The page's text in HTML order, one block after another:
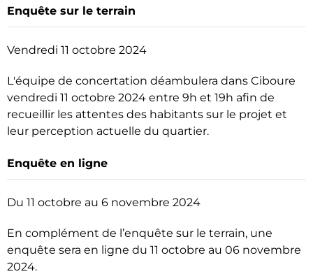
Enquête sur le terrain
Vendredi 11 octobre 2024
L'équipe de concertation déambulera dans Ciboure
vendredi 11 octobre 2024 entre 9h et 19h afin de
recueillir les attentes des habitants sur le projet et
leur perception actuelle du quartier.
Enquête en ligne
Du 11 octobre au 6 novembre 2024
En complément de l’enquête sur le terrain, une
enquête sera en ligne du 11 octobre au 06 novembre
2024.